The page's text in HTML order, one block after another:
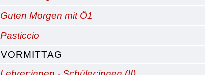
Guten Morgen mit Ö1
Pasticcio
VORMITTAG